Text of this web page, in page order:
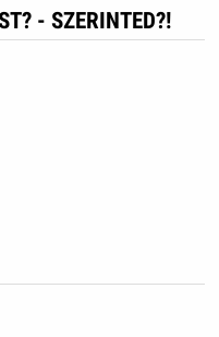
- SZERINTED?!